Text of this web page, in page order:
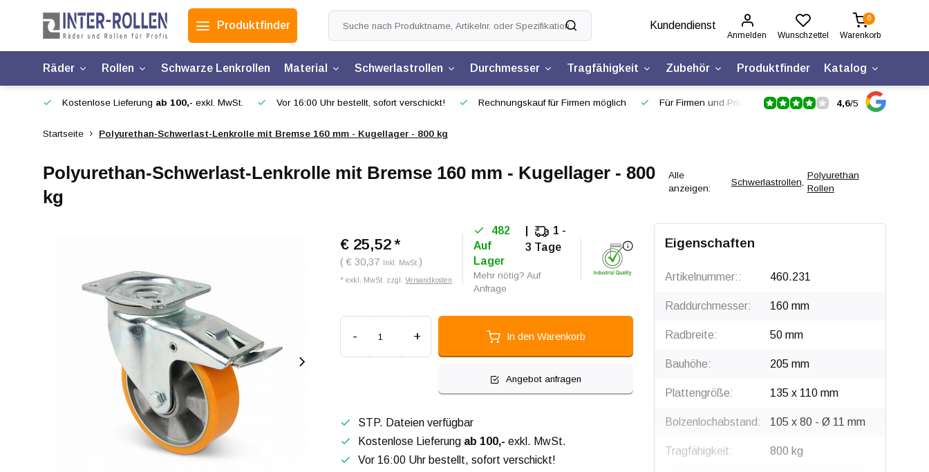
Produktfinder Kundendienst
Anmelden Wunschzettel
0
Warenkorb
Räder Rollen Schwarze Lenkrollen Material Schwerlastrollen Durchmesser Tragfähigkeit Zubehör Produktfinder Katalog
Kostenlose Lieferung ab 100,- exkl. MwSt. Vor 16:00 Uhr bestellt, sofort verschickt! Rechnungskauf für Firmen möglich Für Firmen und Privatpersonen 4,6/5
Startseite Polyurethan-Schwerlast-Lenkrolle mit Bremse 160 mm - Kugellager - 800 kg
Polyurethan-Schwerlast-Lenkrolle mit Bremse 160 mm - Kugellager - 800
kg
Alle
anzeigen:
Schwerlastrollen
Polyurethan
Rollen
Klicken zum Drehen
€ 25,52 *
( € 30,37 Inkl. MwSt. )
* exkl. MwSt. zzgl. Versandkosten
482
Auf
Lager
1 -
3 Tage
Mehr nötig? Auf
Anfrage
- + In den Warenkorb
Angebot anfragen
STP. Dateien verfügbar
Kostenlose Lieferung ab 100,- exkl. MwSt.
Vor 16:00 Uhr bestellt, sofort verschickt!
Eigenschaften
Artikelnummer:: 460.231
Raddurchmesser: 160 mm
Radbreite: 50 mm
Bauhöhe: 205 mm
Plattengröße: 135 x 110 mm
Bolzenlochabstand: 105 x 80 - Ø 11 mm
Tragfähigkeit: 800 kg